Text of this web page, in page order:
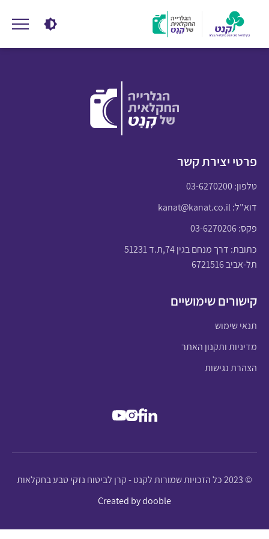
פרטי יצירת קשר
טלפון:03-6270200
דוא"ל:kanat@kanat.co.il
פקס: 03-6270206
כתובת: דרך מנחם בגין 74,ת.ד 51231
תל-אביב 6721516
קישורים שימושיים
תנאי שימוש
מדיניות ותקנון האתר
הצהרת נגישות
© 2023 כל הזכויות שמורות לקנט - קרן לביטוח נזקי טבע בחקלאות
Created by dooble